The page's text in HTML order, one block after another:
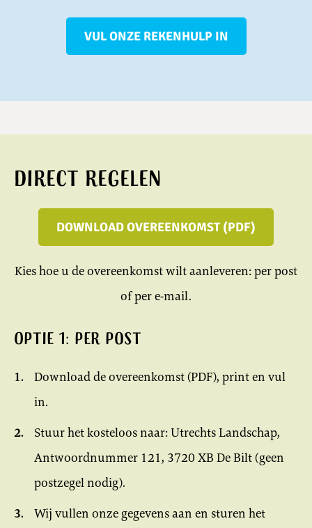
VUL ONZE REKENHULP IN
Direct regelen
DOWNLOAD OVEREENKOMST (PDF)
Kies hoe u de overeenkomst wilt aanleveren: per post
of per e-mail.
Optie 1: per post
Download de overeenkomst (PDF), print en vul
in.
Stuur het kosteloos naar: Utrechts Landschap,
Antwoordnummer 121, 3720 XB De Bilt (geen
postzegel nodig).
Wij vullen onze gegevens aan en sturen het